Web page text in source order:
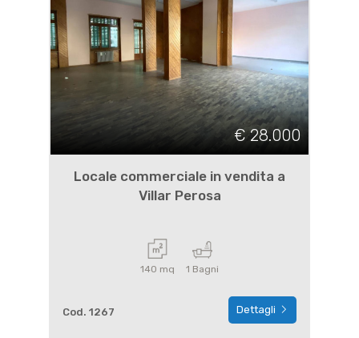
€ 28.000
Locale commerciale in vendita a
Villar Perosa
140 mq 1 Bagni
Cod. 1267 Dettagli